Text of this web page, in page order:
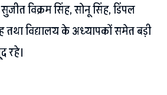
विक्रम सिंह, सोनू सिंह, डिंपल
तथा विद्यालय के अध्यापकों समेत बड़ी
रहे।